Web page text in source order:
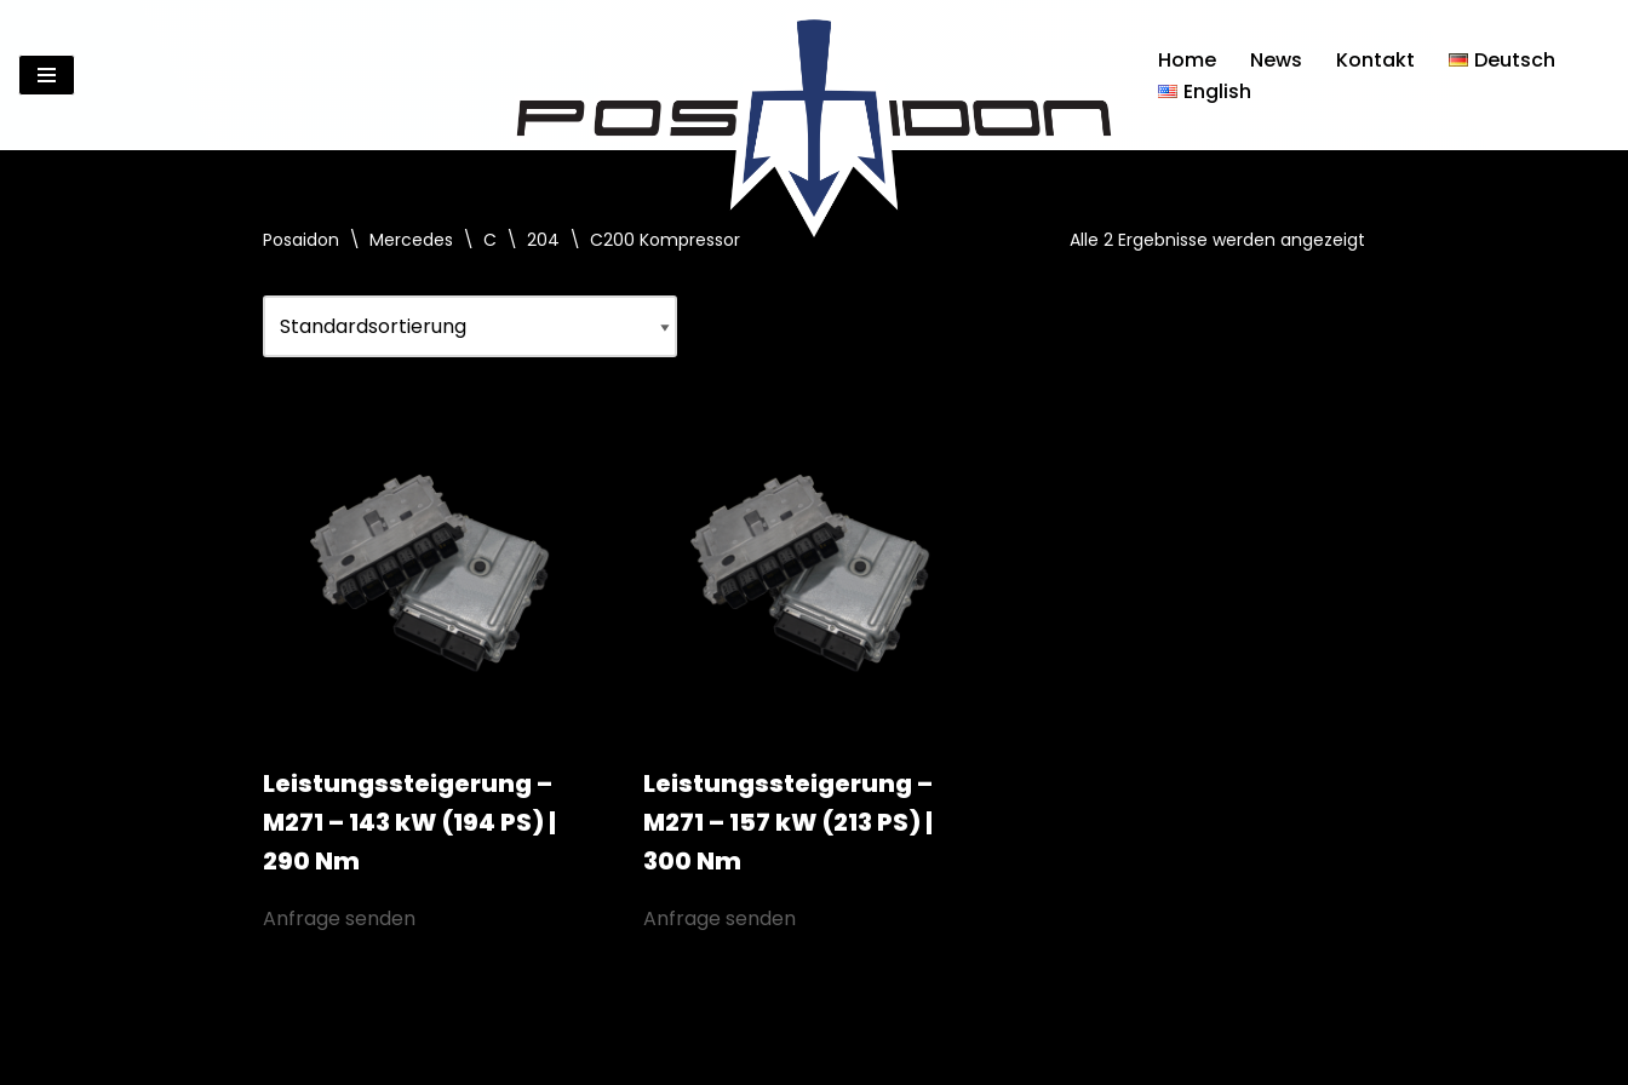
Zum
Inhalt
Home News Kontakt
Deutsch
English
Posaidon \ Mercedes \ C \ 204 \ C200 Kompressor Alle 2 Ergebnisse werden angezeigt
Leistungssteigerung –
M271 – 143 kW (194 PS) |
290 Nm
Anfrage senden
Leistungssteigerung –
M271 – 157 kW (213 PS) |
300 Nm
Anfrage senden